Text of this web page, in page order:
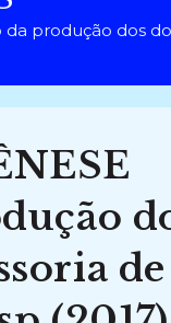
da produção
de